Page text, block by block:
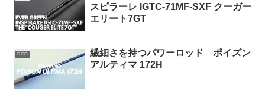
スピラーレ IGTC-71MF-SXF クーガー
エリート7GT
ROD
繊細さを持つパワーロッド ポイズン
アルティマ 172H